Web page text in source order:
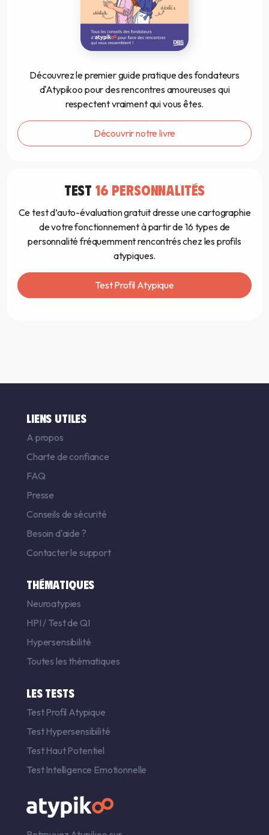
Découvrez le premier guide pratique des fondateurs
d'Atypikoo pour des rencontres amoureuses qui
respectent vraiment qui vous êtes.
Découvrir notre livre
TEST 16 PERSONNALITÉS
Ce test d’auto-évaluation gratuit dresse une cartographie
de votre fonctionnement à partir de 16 types de
personnalité fréquemment rencontrés chez les profils
atypiques.
Test Profil Atypique
LIENS UTILES
A propos
Charte de confiance
FAQ
Presse
Conseils de sécurité
Besoin d'aide ?
Contacter le support
THÉMATIQUES
Neuroatypies
HPI / Test de QI
Hypersensibilité
Toutes les thématiques
LES TESTS
Test Profil Atypique
Test Hypersensibilité
Test Haut Potentiel
Test Intelligence Emotionnelle